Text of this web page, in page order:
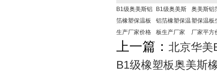
B1级奥美斯铝
箔橡塑保温板
生产厂家价格
B1级奥美斯
铝箔橡塑保温
板生产厂家
奥美斯铝
塑保温板
厂家平方
上一篇： 北京华美
B1级橡塑板奥美斯